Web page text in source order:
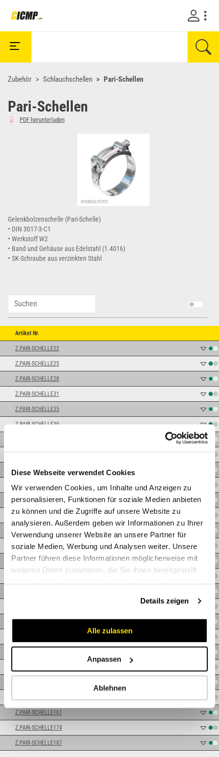
Diese Webseite verwendet Cookies
Wir verwenden Cookies, um Inhalte und Anzeigen zu
personalisieren, Funktionen für soziale Medien anbieten
zu können und die Zugriffe auf unsere Website zu
analysieren. Außerdem geben wir Informationen zu Ihrer
Verwendung unserer Website an unsere Partner für
soziale Medien, Werbung und Analysen weiter. Unsere
Partner führen diese Informationen möglicherweise mit
weiteren Daten zusammen, die Sie ihnen bereitgestellt
Details zeigen
Alle zulassen
Anpassen
Ablehnen
Zubehör Schlauchschellen Pari-Schellen
Pari-Schellen
PDF herunterladen
Gelenkbolzenschelle (Pari-Schelle)
• DIN 3017-3-C1
• Werkstoff W2
• Band und Gehäuse aus Edelstahl (1.4016)
• SK-Schraube aus verzinkten Stahl
Artikel Nr.
Z.PARI-SCHELLE22
Z.PARI-SCHELLE25
Z.PARI-SCHELLE28
Z.PARI-SCHELLE31
Z.PARI-SCHELLE35
Z.PARI-SCHELLE39
Z.PARI-SCHELLE51
Z.PARI-SCHELLE55
Z.PARI-SCHELLE59
Z.PARI-SCHELLE63
Z.PARI-SCHELLE67
Z.PARI-SCHELLE73
Z.PARI-SCHELLE79
Z.PARI-SCHELLE103
Z.PARI-SCHELLE161
Z.PARI-SCHELLE174
Z.PARI-SCHELLE187